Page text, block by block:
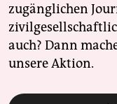
zugänglichen
auch? Dann
unsere Aktion.